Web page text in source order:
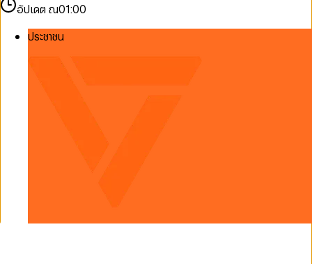
อัปเดต ณ01:00
ประชาชน